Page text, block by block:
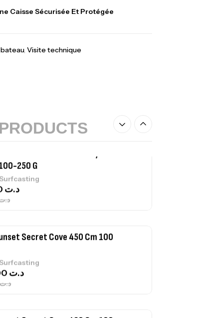
Caisse Sécurisée Et Protégée
, Visite technique
PRODUCTS
Branches Inox T26S/35
Secret Cove 450 Cm 100
Surfcasting
د.ت
د.ت692,000
Secret Cove 420 Cm 100
Surfcasting
د.ت
د.ت 673,000